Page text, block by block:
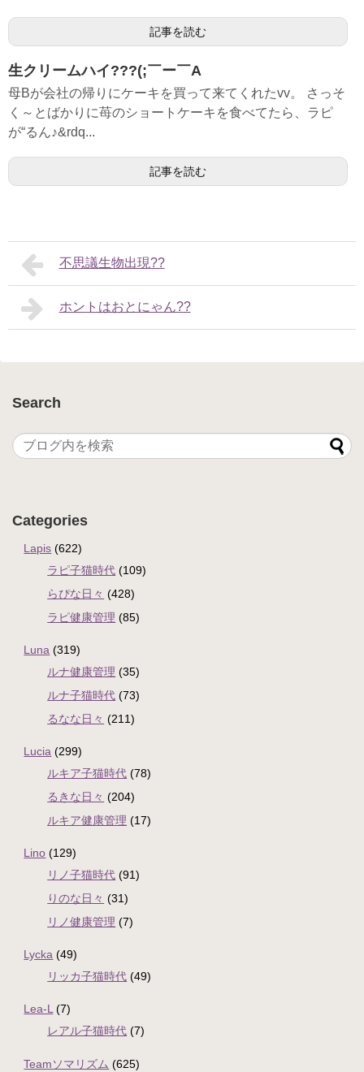
記事を読む
生クリームハイ???(;￣ー￣A
母Bが会社の帰りにケーキを買って来てくれたvv。 さっそ
く～とばかりに苺のショートケーキを食べてたら、ラピ
が“るん♪&rdq...
記事を読む
不思議生物出現??
ホントはおとにゃん??
Search
Categories
Lapis (622)
ラピ子猫時代 (109)
らぴな日々 (428)
ラピ健康管理 (85)
Luna (319)
ルナ健康管理 (35)
ルナ子猫時代 (73)
るなな日々 (211)
Lucia (299)
ルキア子猫時代 (78)
るきな日々 (204)
ルキア健康管理 (17)
Lino (129)
リノ子猫時代 (91)
りのな日々 (31)
リノ健康管理 (7)
Lycka (49)
リッカ子猫時代 (49)
Lea-L(7)
レアル子猫時代 (7)
Teamソマリズム (625)